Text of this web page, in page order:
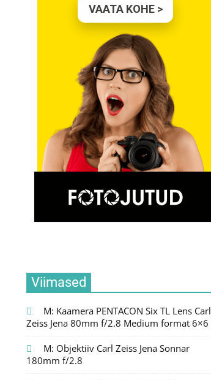
Viimased
M: Kaamera PENTACON Six TL Lens Carl
Zeiss Jena 80mm f/2.8 Medium format 6×6
M: Objektiiv Carl Zeiss Jena Sonnar
180mm f/2.8